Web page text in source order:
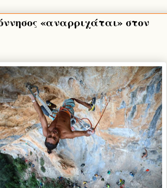
«αναρριχάται» στον